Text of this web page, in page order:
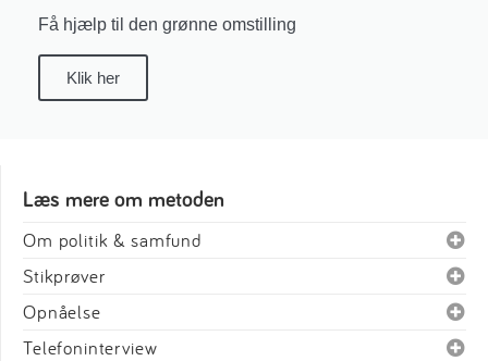
Få hjælp til den grønne omstilling
Klik her
Læs mere om metoden
Om politik & samfund
Stikprøver
Opnåelse
Telefoninterview